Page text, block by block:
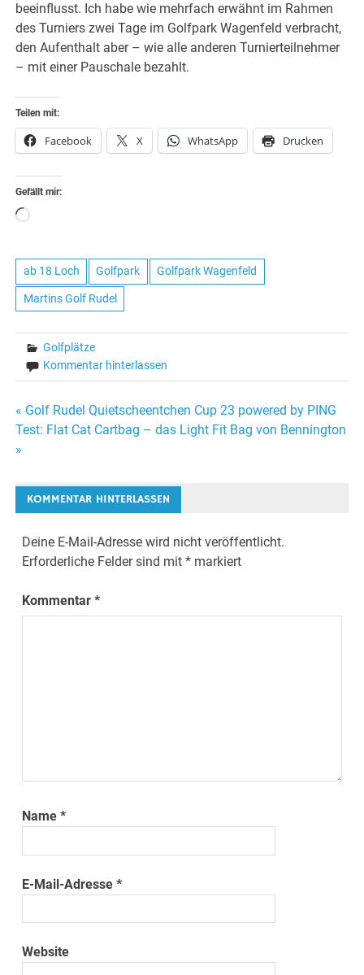
beeinflusst. Ich habe wie mehrfach erwähnt im Rahmen
des Turniers zwei Tage im Golfpark Wagenfeld verbracht,
den Aufenthalt aber – wie alle anderen Turnierteilnehmer
– mit einer Pauschale bezahlt.
Teilen mit:
Facebook X WhatsApp Drucken
Gefällt mir:
Wird
ab 18 Loch Golfpark Golfpark Wagenfeld
Martins Golf Rudel
Golfplätze
Kommentar hinterlassen
Beitragsnavigation
« Golf Rudel Quietscheentchen Cup 23 powered by PING
Test: Flat Cat Cartbag – das Light Fit Bag von Bennington
»
KOMMENTAR HINTERLASSEN
Deine E-Mail-Adresse wird nicht veröffentlicht.
Erforderliche Felder sind mit* markiert
Kommentar*
Name*
E-Mail-Adresse*
Website